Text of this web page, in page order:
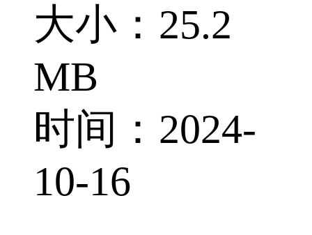
大小：25.2
MB
时间：2024-
10-16